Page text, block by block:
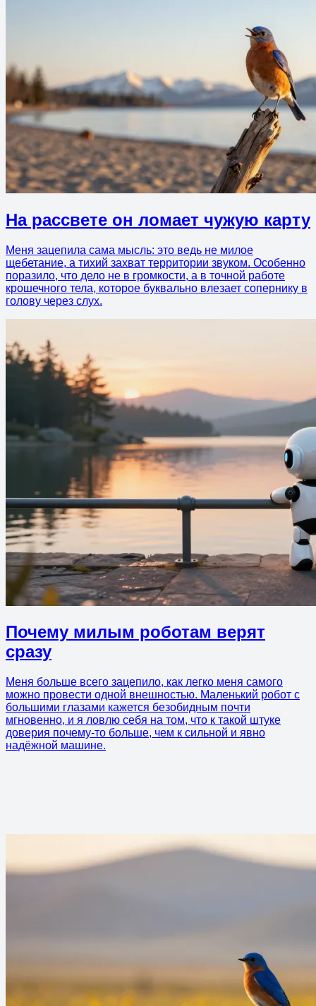
На рассвете он ломает чужую карту
Меня зацепила сама мысль: это ведь не милое
щебетание, а тихий захват территории звуком. Особенно
поразило, что дело не в громкости, а в точной работе
крошечного тела, которое буквально влезает сопернику в
голову через слух.
Почему милым роботам верят
сразу
Меня больше всего зацепило, как легко меня самого
можно провести одной внешностью. Маленький робот с
большими глазами кажется безобидным почти
мгновенно, и я ловлю себя на том, что к такой штуке
доверия почему-то больше, чем к сильной и явно
надёжной машине.